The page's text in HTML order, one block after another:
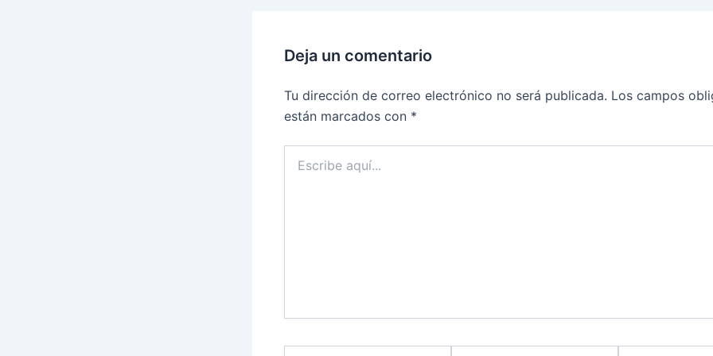
Deja un comentario
Tu dirección de correo electrónico no será publicada. Los campos
están marcados con *
aquí...